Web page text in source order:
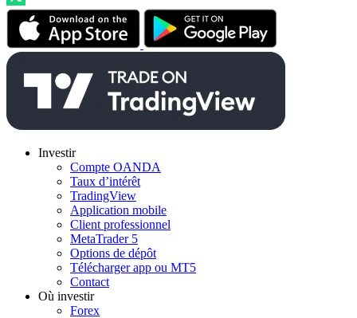
Investir
Compte OANDA
Taux d’intérêt
TradingView
Application mobile
Client professionnel
MetaTrader 5
Options de dépôt
Télécharger app ou MT5
Contact
Où investir
Forex